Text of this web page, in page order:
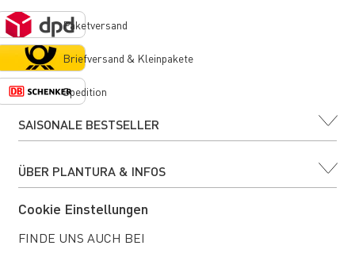
SAISONALE BESTSELLER
ÜBER PLANTURA & INFOS
Cookie Einstellungen
FINDE UNS AUCH BEI
Paketversand
Briefversand & Kleinpakete
Spedition